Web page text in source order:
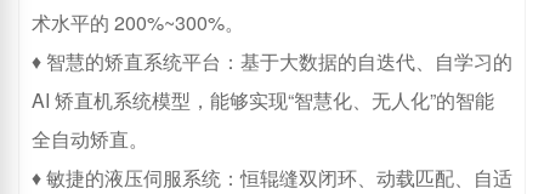
术水平的 200%~300%。
♦ 智慧的矫直系统平台：基于大数据的自迭代、自学习的
AI 矫直机系统模型，能够实现“智慧化、无人化”的智能
全自动矫直。
♦ 敏捷的液压伺服系统：恒辊缝双闭环、动载匹配、自适